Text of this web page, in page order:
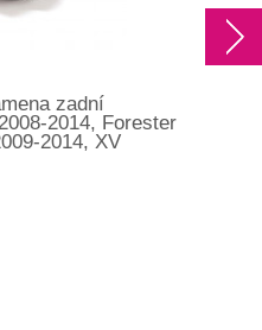
zadní
2014, Forester
2014, XV